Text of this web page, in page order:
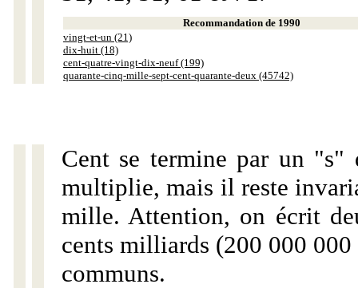
Recommandation de 1990
vingt-et-un (21)
dix-huit (18)
cent-quatre-vingt-dix-neuf (199)
quarante-cinq-mille-sept-cent-quarante-deux (45742)
Cent se termine par un "s"
multiplie, mais il reste
mille. Attention, on écrit
cents milliards (200 000
communs.